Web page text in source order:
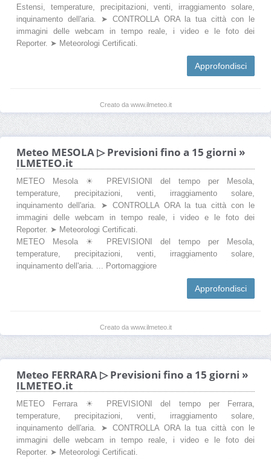
Estensi, temperature, precipitazioni, venti, irraggiamento solare,
inquinamento dell'aria. ➤ CONTROLLA ORA la tua città con le
immagini delle webcam in tempo reale, i video e le foto dei
Reporter. ➤ Meteorologi Certificati.
Approfondisci
Creato da www.ilmeteo.it
Meteo MESOLA ▷ Previsioni fino a 15 giorni »
ILMETEO.it
METEO Mesola ☀ PREVISIONI del tempo per Mesola,
temperature, precipitazioni, venti, irraggiamento solare,
inquinamento dell'aria. ➤ CONTROLLA ORA la tua città con le
immagini delle webcam in tempo reale, i video e le foto dei
Reporter. ➤ Meteorologi Certificati.
METEO Mesola ☀ PREVISIONI del tempo per Mesola,
temperature, precipitazioni, venti, irraggiamento solare,
inquinamento dell'aria. ... Portomaggiore
Approfondisci
Creato da www.ilmeteo.it
Meteo FERRARA ▷ Previsioni fino a 15 giorni »
ILMETEO.it
METEO Ferrara ☀ PREVISIONI del tempo per Ferrara,
temperature, precipitazioni, venti, irraggiamento solare,
inquinamento dell'aria. ➤ CONTROLLA ORA la tua città con le
immagini delle webcam in tempo reale, i video e le foto dei
Reporter. ➤ Meteorologi Certificati.